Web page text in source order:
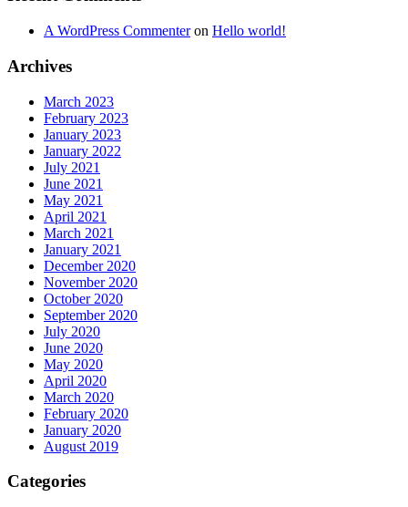
A WordPress Commenteron Hello world!
Archives
March 2023
February 2023
January 2023
January 2022
July 2021
June 2021
May 2021
April 2021
March 2021
January 2021
December 2020
November 2020
October 2020
September 2020
July 2020
June 2020
May 2020
April 2020
March 2020
February 2020
January 2020
August 2019
Categories